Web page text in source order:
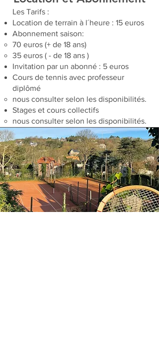
Les Tarifs :
Location de terrain à l´heure : 15 euros
Abonnement saison:
70 euros (+ de 18 ans)
35 euros ( - de 18 ans )
Invitation par un abonné : 5 euros
Cours de tennis avec professeur
diplômé
nous consulter selon les disponibilités.
Stages et cours collectifs
nous consulter selon les disponibilités.